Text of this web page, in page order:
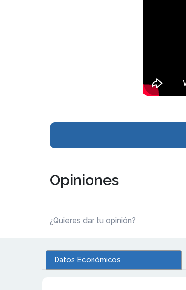
Opiniones
¿Quieres dar tu opinión?
Datos Económicos